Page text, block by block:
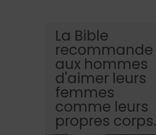
La Bible
recommande
aux hommes
d'aimer leurs
femmes
comme leurs
propres corps.